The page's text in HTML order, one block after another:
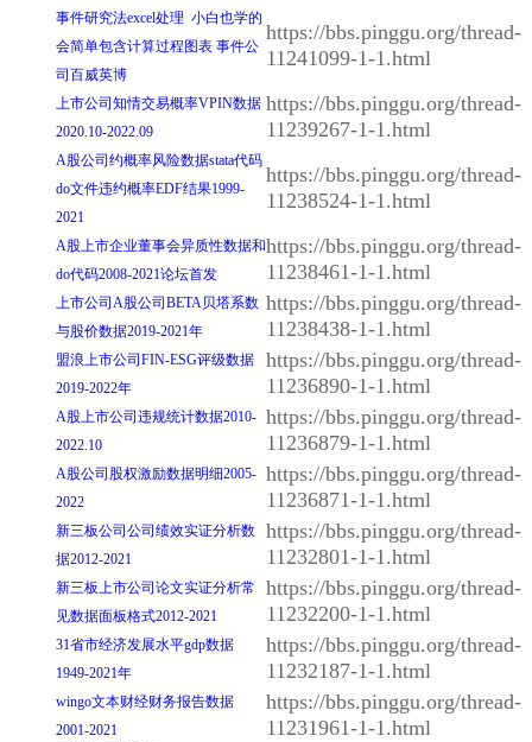
事件研究法excel处理 小白也学的
会简单包含计算过程图表 事件公
司百威英博
https://bbs.pinggu.org/thread-
11241099-1-1.html
上市公司知情交易概率VPIN数据
2020.10-2022.09
https://bbs.pinggu.org/thread-
11239267-1-1.html
A股公司约概率风险数据stata代码
do文件违约概率EDF结果1999-
2021
https://bbs.pinggu.org/thread-
11238524-1-1.html
A股上市企业董事会异质性数据和
do代码2008-2021论坛首发
https://bbs.pinggu.org/thread-
11238461-1-1.html
上市公司A股公司BETA贝塔系数
与股价数据2019-2021年
https://bbs.pinggu.org/thread-
11238438-1-1.html
盟浪上市公司FIN-ESG评级数据
2019-2022年
https://bbs.pinggu.org/thread-
11236890-1-1.html
A股上市公司违规统计数据2010-
2022.10
https://bbs.pinggu.org/thread-
11236879-1-1.html
A股公司股权激励数据明细2005-
2022
https://bbs.pinggu.org/thread-
11236871-1-1.html
新三板公司公司绩效实证分析数
据2012-2021
https://bbs.pinggu.org/thread-
11232801-1-1.html
新三板上市公司论文实证分析常
见数据面板格式2012-2021
https://bbs.pinggu.org/thread-
11232200-1-1.html
31省市经济发展水平gdp数据
1949-2021年
https://bbs.pinggu.org/thread-
11232187-1-1.html
wingo文本财经财务报告数据
2001-2021
https://bbs.pinggu.org/thread-
11231961-1-1.html